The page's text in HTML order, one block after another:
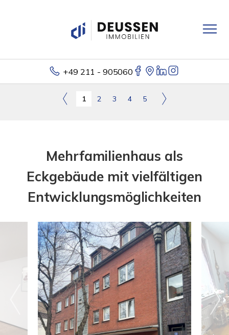
+49 211 - 905060
1 2 3 4 5
Mehrfamilienhaus als
Eckgebäude mit vielfältigen
Entwicklungsmöglichkeiten